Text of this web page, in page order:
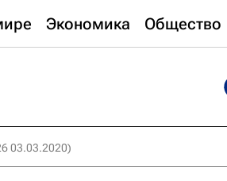
Экономика Общество
03.03.2020)